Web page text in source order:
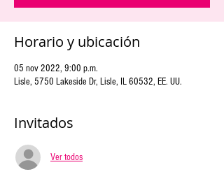
Horario y ubicación
05 nov 2022, 9:00 p.m.
Lisle, 5750 Lakeside Dr, Lisle, IL 60532, EE. UU.
Invitados
Ver todos